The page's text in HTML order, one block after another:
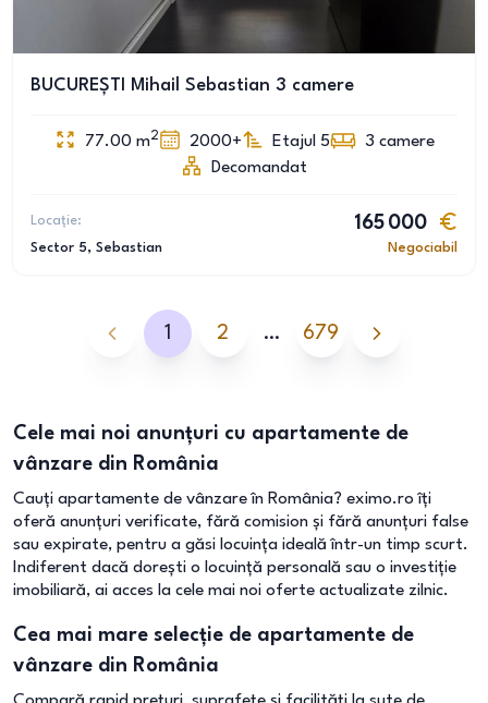
BUCUREȘTI Mihail Sebastian 3 camere
77.00 m2 2000+ Etajul 5 3 camere
Decomandat
Locație:
Sector 5, Sebastian
165 000
Negociabil
1 2 … 679
Cele mai noi anunțuri cu apartamente de
vânzare din România
Cauți apartamente de vânzare în România? eximo.ro îți
oferă anunțuri verificate, fără comision și fără anunțuri false
sau expirate, pentru a găsi locuința ideală într-un timp scurt.
Indiferent dacă dorești o locuință personală sau o investiție
imobiliară, ai acces la cele mai noi oferte actualizate zilnic.
Cea mai mare selecție de apartamente de
vânzare din România